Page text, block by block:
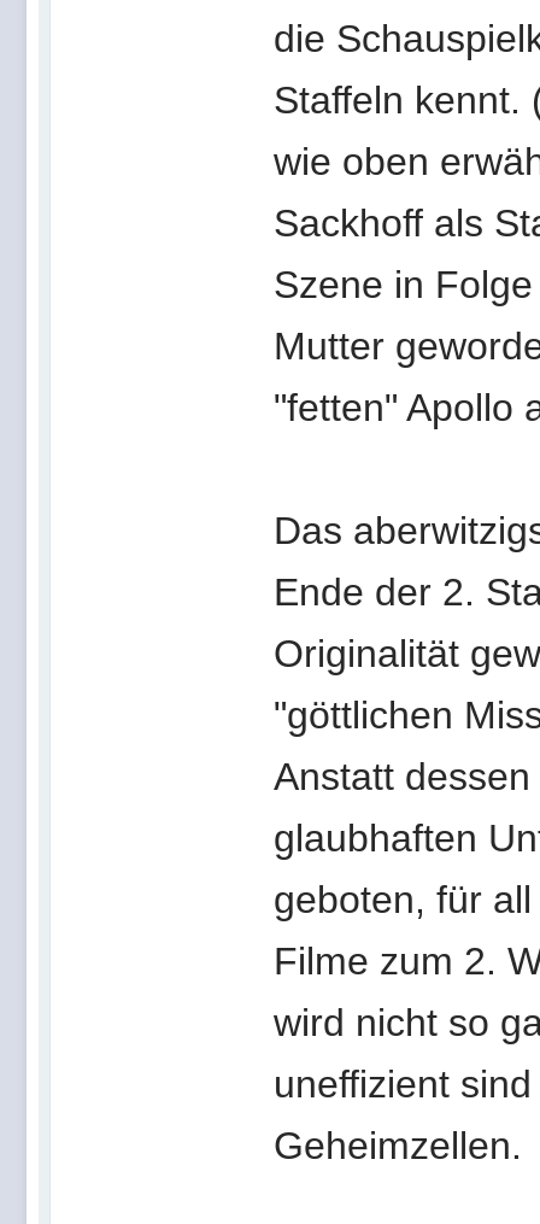
die
Staffeln kennt.
wie oben
Sackhoff als
Szene in
Mutter
"fetten" Apollo
Das
Ende der 2.
Originalität
"göttlichen
Anstatt
glaubhaften
geboten, für
Filme zum 2.
wird nicht so
uneffizient
Geheimzellen.